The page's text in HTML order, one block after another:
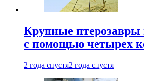
Крупные птерозавры
с помощью четырех
2 года спустя2 года спустя